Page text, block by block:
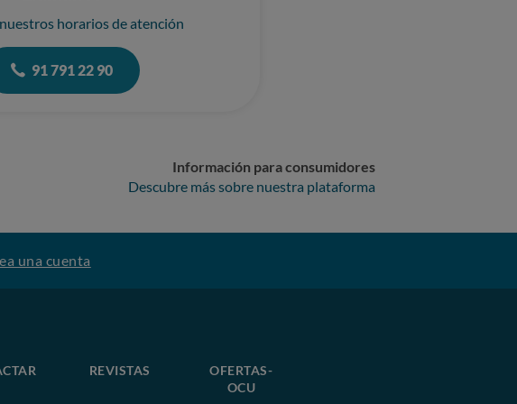
horarios de atención
91 791 22 90
Información para consumidores
Descubre más sobre nuestra plataforma
una cuenta
REVISTAS
OFERTAS-
OCU